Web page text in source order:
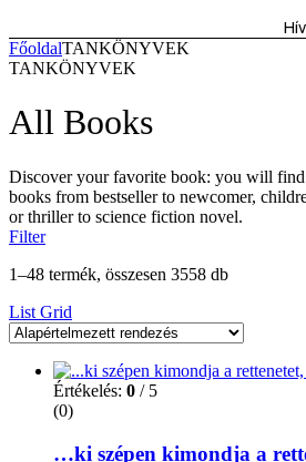
FőoldalTANKÖNYVEK
TANKÖNYVEK
All Books
Discover your favorite book: you will find
books from bestseller to newcomer,
or thriller to science fiction novel.
Filter
1–48 termék, összesen 3558 db
List Grid
Értékelés: 0 / 5
(0)
…ki szépen kimondja a